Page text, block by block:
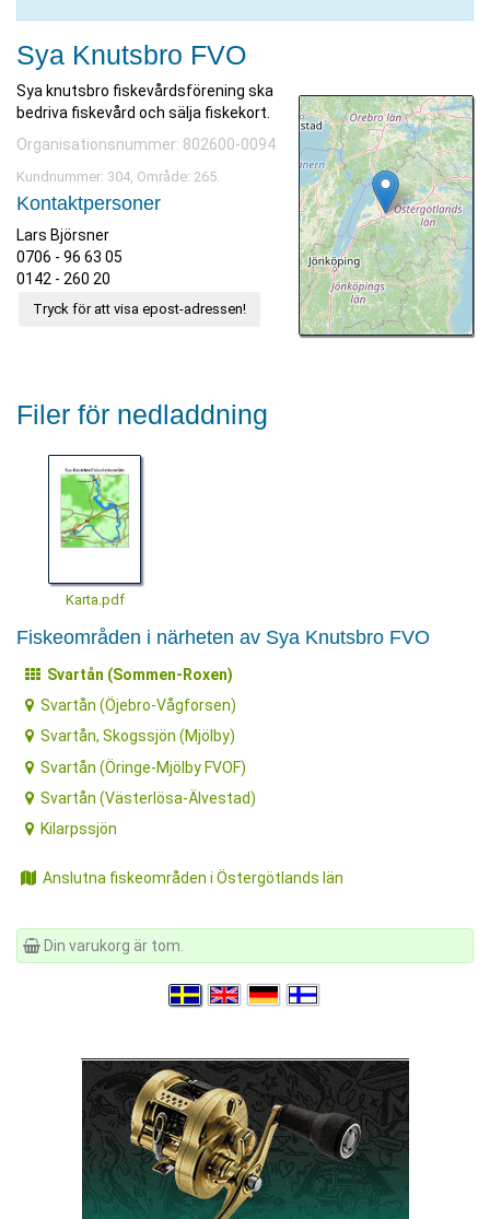
Sya Knutsbro FVO
Sya knutsbro fiskevårdsförening ska
bedriva fiskevård och sälja fiskekort.
Organisationsnummer: 802600-0094
Kundnummer: 304, Område: 265.
Kontaktpersoner
Lars Björsner
0706 - 96 63 05
0142 - 260 20
Tryck för att visa epost-adressen!
Filer för nedladdning
Karta.pdf
Fiskeområden i närheten av Sya Knutsbro FVO
Svartån (Sommen-Roxen)
Svartån (Öjebro-Vågforsen)
Svartån, Skogssjön (Mjölby)
Svartån (Öringe-Mjölby FVOF)
Svartån (Västerlösa-Älvestad)
Kilarpssjön
Anslutna fiskeområden i Östergötlands län
Din varukorg är tom.